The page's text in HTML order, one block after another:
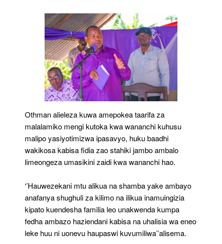
Othman alieleza kuwa amepokea taarifa za
malalamiko mengi kutoka kwa wananchi kuhusu
malipo yasiyotimizwa ipasavyo, huku baadhi
wakikosa kabisa fidia zao stahiki jambo ambalo
limeongeza umasikini zaidi kwa wananchi hao.
‘’Hauwezekani mtu alikua na shamba yake ambayo
anafanya shughuli za kilimo na ilikua inamuingizia
kipato kuendesha familia leo unakwenda kumpa
fedha ambazo haziendani kabisa na uhalisia wa eneo
leke huu ni uonevu haupaswi kuvumiliwa’’alisema.